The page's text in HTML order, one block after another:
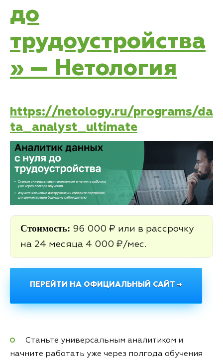
до
трудоустройства
» — Нетология
https://netology.ru/programs/da
ta_analyst_ultimate
Стоимость: 96 000 ₽ или в рассрочку
на 24 месяца 4 000 ₽/мес.
ПЕРЕЙТИ НА ОФИЦИАЛЬНЫЙ САЙТ →
Станьте универсальным аналитиком и
начните работать уже через полгода обучения